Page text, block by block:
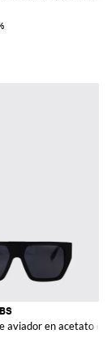
aviador en acetato